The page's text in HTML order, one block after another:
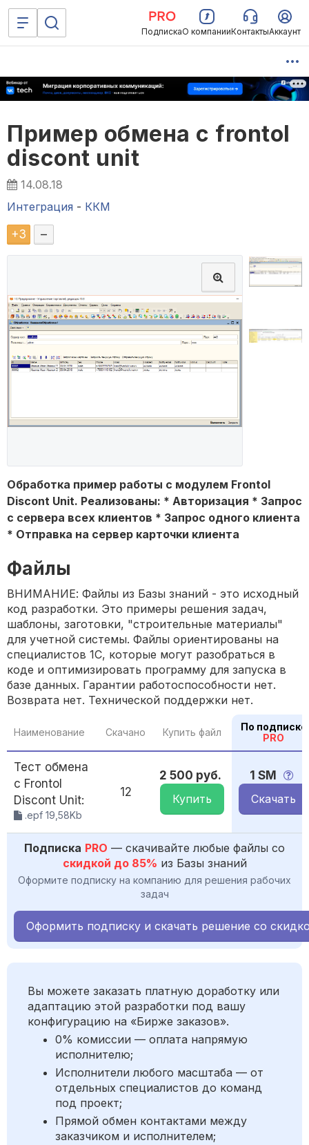
ПодпискаО компанииКонтактыАккаунт
Пример обмена с frontol
discont unit
14.08.18
Интеграция - ККМ
+3 –
Обработка пример работы с модулем Frontol
Discont Unit. Реализованы: * Авторизация * Запрос
с сервера всех клиентов * Запрос одного клиента
* Отправка на сервер карточки клиента
Файлы
ВНИМАНИЕ: Файлы из Базы знаний - это исходный
код разработки. Это примеры решения задач,
шаблоны, заготовки, "строительные материалы"
для учетной системы. Файлы ориентированы на
специалистов 1С, которые могут разобраться в
коде и оптимизировать программу для запуска в
базе данных. Гарантии работоспособности нет.
Возврата нет. Технической поддержки нет.
Наименование Скачано Купить файл
По подписке
PRO
Тест обмена
с Frontol
Discont Unit:
.epf 19,58Kb
12
2 500 руб.
Купить
1 SM
Скачать
Подписка PRO — скачивайте любые файлы со
скидкой до 85% из Базы знаний
Оформите подписку на компанию для решения рабочих
задач
Оформить подписку и скачать решение со
Вы можете заказать платную доработку или
адаптацию этой разработки под вашу
конфигурацию на «Бирже заказов».
0% комиссии — оплата напрямую
исполнителю;
Исполнители любого масштаба — от
отдельных специалистов до команд
под проект;
Прямой обмен контактами между
заказчиком и исполнителем;